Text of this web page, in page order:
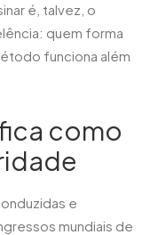
é, talvez, o
quem forma
funciona além
como
e
mundiais de